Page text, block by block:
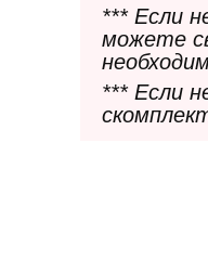
*** Если
можете
*** Если